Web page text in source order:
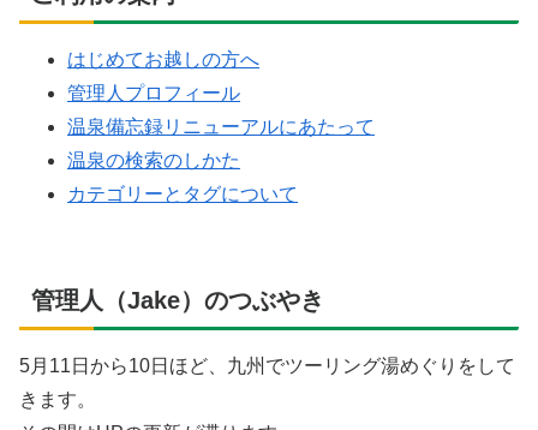
はじめてお越しの方へ
管理人プロフィール
温泉備忘録リニューアルにあたって
温泉の検索のしかた
カテゴリーとタグについて
管理人（Jake）のつぶやき
5月11日から10日ほど、九州でツーリング湯めぐりをして
きます。